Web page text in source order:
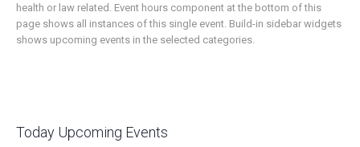
health or law related. Event hours component at the bottom of this
page shows all instances of this single event. Build-in sidebar widgets
shows upcoming events in the selected categories.
Today Upcoming Events